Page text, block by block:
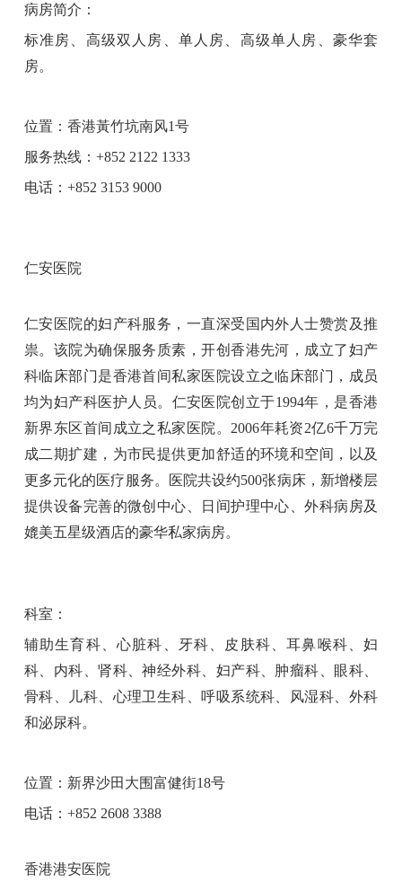
病房简介：
标准房、高级双人房、单人房、高级单人房、豪华套
房。
位置：香港黃竹坑南风1号
服务热线：+852 2122 1333
电话：+852 3153 9000
仁安医院
仁安医院的妇产科服务，一直深受国内外人士赞赏及推
祟。该院为确保服务质素，开创香港先河，成立了妇产
科临床部门是香港首间私家医院设立之临床部门，成员
均为妇产科医护人员。仁安医院创立于1994年，是香港
新界东区首间成立之私家医院。2006年耗资2亿6千万完
成二期扩建，为市民提供更加舒适的环境和空间，以及
更多元化的医疗服务。医院共设约500张病床，新增楼层
提供设备完善的微创中心、日间护理中心、外科病房及
媲美五星级酒店的豪华私家病房。
科室：
辅助生育科、心脏科、牙科、皮肤科、耳鼻喉科、妇
科、内科、肾科、神经外科、妇产科、肿瘤科、眼科、
骨科、儿科、心理卫生科、呼吸系统科、风湿科、外科
和泌尿科。
位置：新界沙田大围富健街18号
电话：+852 2608 3388
香港港安医院